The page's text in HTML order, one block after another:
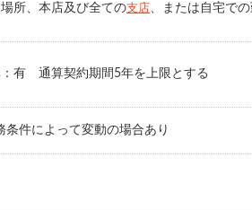
所、本店及び全ての支店、または自宅での
：有 通算契約期間5年を上限とする
件によって変動の場合あり